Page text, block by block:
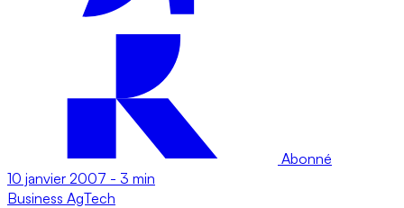
Abonné
10 janvier 2007 - 3 min
Business AgTech